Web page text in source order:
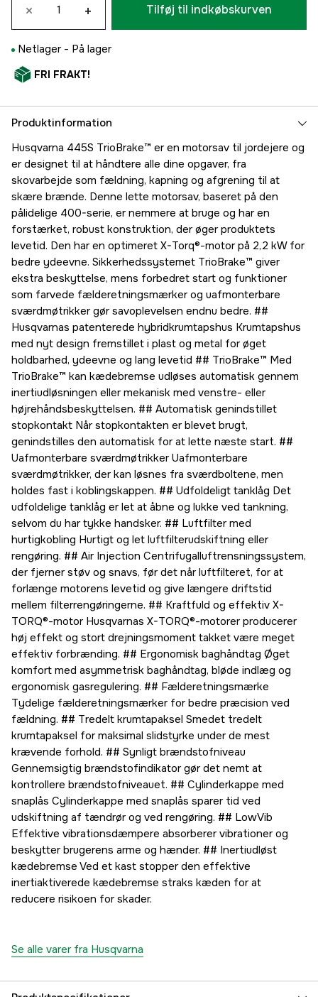
× + Tilføj til indkøbskurven
Netlager - På lager
FRI FRAKT!
Produktinformation
Husqvarna 445S TrioBrake™ er en motorsav til jordejere og
er designet til at håndtere alle dine opgaver, fra
skovarbejde som fældning, kapning og afgrening til at
skære brænde. Denne lette motorsav, baseret på den
pålidelige 400-serie, er nemmere at bruge og har en
forstærket, robust konstruktion, der øger produktets
levetid. Den har en optimeret X-Torq®-motor på 2,2 kW for
bedre ydeevne. Sikkerhedssystemet TrioBrake™ giver
ekstra beskyttelse, mens forbedret start og funktioner
som farvede fælderetningsmærker og uafmonterbare
sværdmøtrikker gør savoplevelsen endnu bedre. ##
Husqvarnas patenterede hybridkrumtapshus Krumtapshus
med nyt design fremstillet i plast og metal for øget
holdbarhed, ydeevne og lang levetid ## TrioBrake™ Med
TrioBrake™ kan kædebremse udløses automatisk gennem
inertiudløsningen eller mekanisk med venstre- eller
højrehåndsbeskyttelsen. ## Automatisk genindstillet
stopkontakt Når stopkontakten er blevet brugt,
genindstilles den automatisk for at lette næste start. ##
Uafmonterbare sværdmøtrikker Uafmonterbare
sværdmøtrikker, der kan løsnes fra sværdboltene, men
holdes fast i koblingskappen. ## Udfoldeligt tanklåg Det
udfoldelige tanklåg er let at åbne og lukke ved tankning,
selvom du har tykke handsker. ## Luftfilter med
hurtigkobling Hurtigt og let luftfilterudskiftning eller
rengøring. ## Air Injection Centrifugalluftrensningssystem,
der fjerner støv og snavs, før det når luftfilteret, for at
forlænge motorens levetid og give længere driftstid
mellem filterrengøringerne. ## Kraftfuld og effektiv X-
TORQ®-motor Husqvarnas X-TORQ®-motorer producerer
høj effekt og stort drejningsmoment takket være meget
effektiv forbrænding. ## Ergonomisk baghåndtag Øget
komfort med asymmetrisk baghåndtag, bløde indlæg og
ergonomisk gasregulering. ## Fælderetningsmærke
Tydelige fælderetningsmærker for bedre præcision ved
fældning. ## Tredelt krumtapaksel Smedet tredelt
krumtapaksel for maksimal slidstyrke under de mest
krævende forhold. ## Synligt brændstofniveau
Gennemsigtig brændstofindikator gør det nemt at
kontrollere brændstofniveauet. ## Cylinderkappe med
snaplås Cylinderkappe med snaplås sparer tid ved
udskiftning af tændrør og ved rengøring. ## LowVib
Effektive vibrationsdæmpere absorberer vibrationer og
beskytter brugerens arme og hænder. ## Inertiudløst
kædebremse Ved et kast stopper den effektive
inertiaktiverede kædebremse straks kæden for at
reducere risikoen for skader.
Se alle varer fra Husqvarna